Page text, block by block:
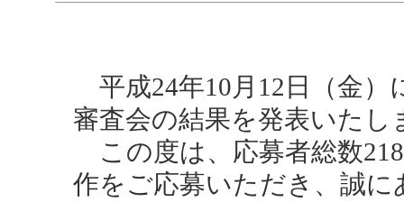
平成24年10月12日（金）
審査会の結果を発表いたし
この度は、応募者総数
作をご応募いただき、誠